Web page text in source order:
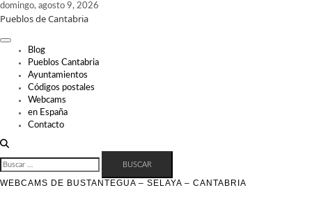
Skip
to
domingo, agosto 9, 2026
Pueblos de Cantabria
Blog
Pueblos Cantabria
Ayuntamientos
Códigos postales
Webcams
en España
Contacto
BUSCAR:
WEBCAMS DE BUSTANTEGUA – SELAYA – CANTABRIA